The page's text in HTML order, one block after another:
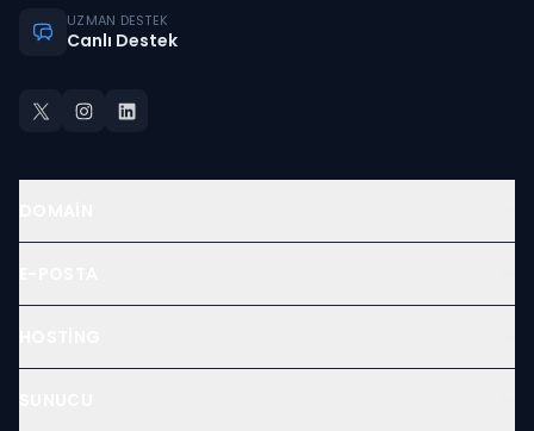
UZMAN DESTEK
Canlı Destek